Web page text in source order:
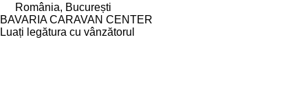
România, București
BAVARIA CARAVAN CENTER
Luați legătura cu vânzătorul